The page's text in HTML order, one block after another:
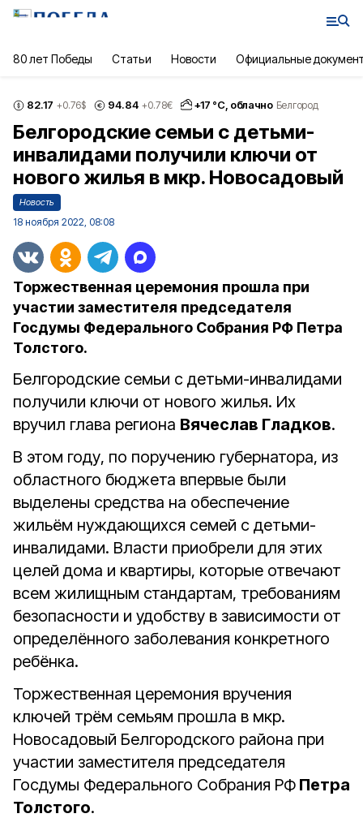
80 лет Победы Статьи Новости Официальные
82.17 +0.76$ 94.84 +0.78€ +17 °С, облачно Белгород
Белгородские семьи с детьми-
инвалидами получили ключи от
нового жилья в мкр. Новосадовый
Новость
18 ноября 2022, 08:08
Торжественная церемония прошла при
участии заместителя председателя
Госдумы Федерального Собрания РФ Петра
Толстого.
Белгородские семьи с детьми-инвалидами
получили ключи от нового жилья. Их
вручил глава региона Вячеслав Гладков.
В этом году, по поручению губернатора, из
областного бюджета впервые были
выделены средства на обеспечение
жильём нуждающихся семей с детьми-
инвалидами. Власти приобрели для этих
целей дома и квартиры, которые отвечают
всем жилищным стандартам, требованиям
безопасности и удобству в зависимости от
определённого заболевания конкретного
ребёнка.
Торжественная церемония вручения
ключей трём семьям прошла в мкр.
Новосадовый Белгородского района при
участии заместителя председателя
Госдумы Федерального Собрания РФ Петра
Толстого.